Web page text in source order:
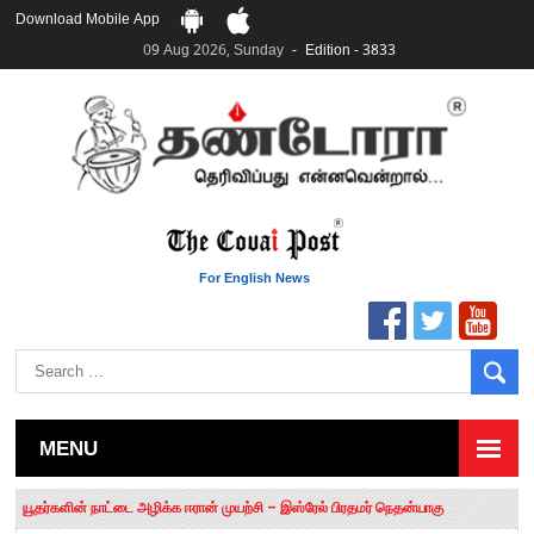
Download Mobile App
09 Aug 2026, Sunday
Edition - 3833
For English News
MENU
யூதர்களின் நாட்டை அழிக்க ஈரான் முயற்சி – இஸ்ரேல் பிரதமர் நெதன்யாகு
“மக்களால் நிராகரிக்கப்பட்டவர் ஸ்டாலின்!” – செங்கோட்டையன்